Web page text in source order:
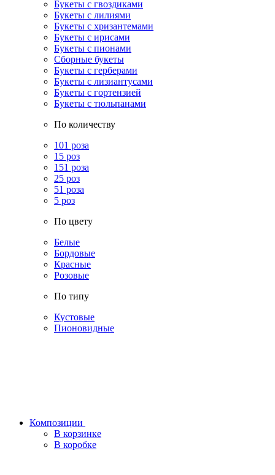
Букеты с гвоздиками
Букеты с лилиями
Букеты с хризантемами
Букеты с ирисами
Букеты с пионами
Сборные букеты
Букеты с герберами
Букеты с лизиантусами
Букеты с гортензией
Букеты с тюльпанами
По количеству
101 роза
15 роз
151 роза
25 роз
51 роза
5 роз
По цвету
Белые
Бордовые
Красные
Розовые
По типу
Кустовые
Пионовидные
Композиции
В корзинке
В коробке